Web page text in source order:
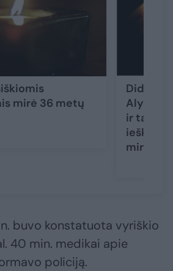
mirė 36 metų
Didžiulė
Alytaus
ir
ieškotas
miręs
buvo konstatuota vyriškio
40 min. medikai apie
policiją.